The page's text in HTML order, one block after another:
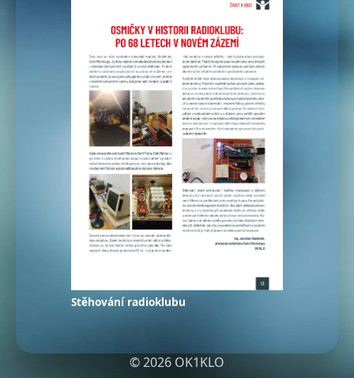
Stěhování radioklubu
© 2026 OK1KLO